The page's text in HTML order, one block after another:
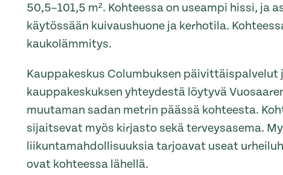
50,5–101,5 m². Kohteessa on useampi hissi, ja
käytössään kuivaushuone ja kerhotila.
kaukolämmitys.
Kauppakeskus Columbuksen päivittäispalvelut
kauppakeskuksen yhteydestä löytyvä
muutaman sadan metrin päässä kohteesta.
sijaitsevat myös kirjasto sekä terveysasema.
liikuntamahdollisuuksia tarjoavat useat
ovat kohteessa lähellä.